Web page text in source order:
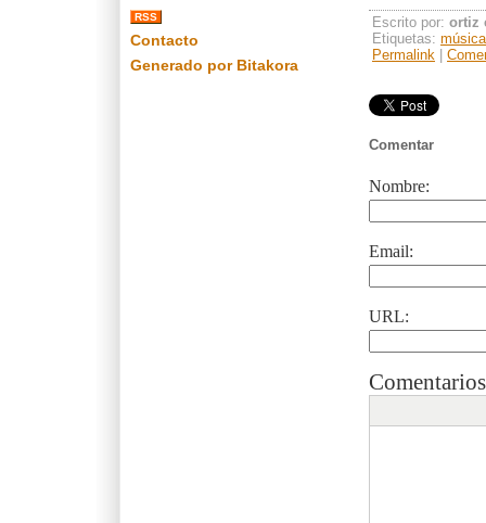
Escrito por: ortiz
Etiquetas: música
Permalink
Comentar
Nombre:
Email:
URL:
RSS
Contacto
Generado por Bitakora